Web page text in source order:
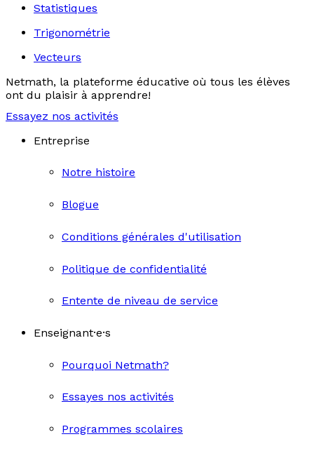
Statistiques
Trigonométrie
Vecteurs
Netmath, la plateforme éducative où tous les élèves
ont du plaisir à apprendre!
Essayez nos activités
Entreprise
Notre histoire
Blogue
Conditions générales d'utilisation
Politique de confidentialité
Entente de niveau de service
Enseignant·e·s
Pourquoi Netmath?
Essayes nos activités
Programmes scolaires